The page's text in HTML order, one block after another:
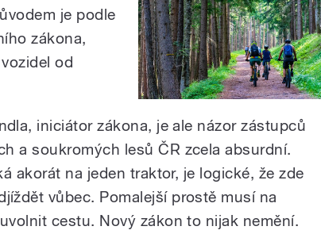
je podle
zákona,
od
iniciátor zákona, je ale názor zástupců
a soukromých lesů ČR zcela absurdní.
akorát na jeden traktor, je logické, že zde
vůbec. Pomalejší prostě musí na
cestu. Nový zákon to nijak nemění.